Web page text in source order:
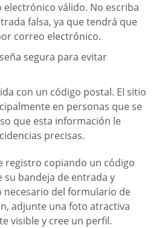
electrónico válido. No escriba
falsa, ya que tendrá que
correo electrónico.
segura para evitar
con un código postal. El sitio
en personas que se
que esta información le
precisas.
registro copiando un código
su bandeja de entrada y
necesario del formulario de
adjunte una foto atractiva
visible y cree un perfil.